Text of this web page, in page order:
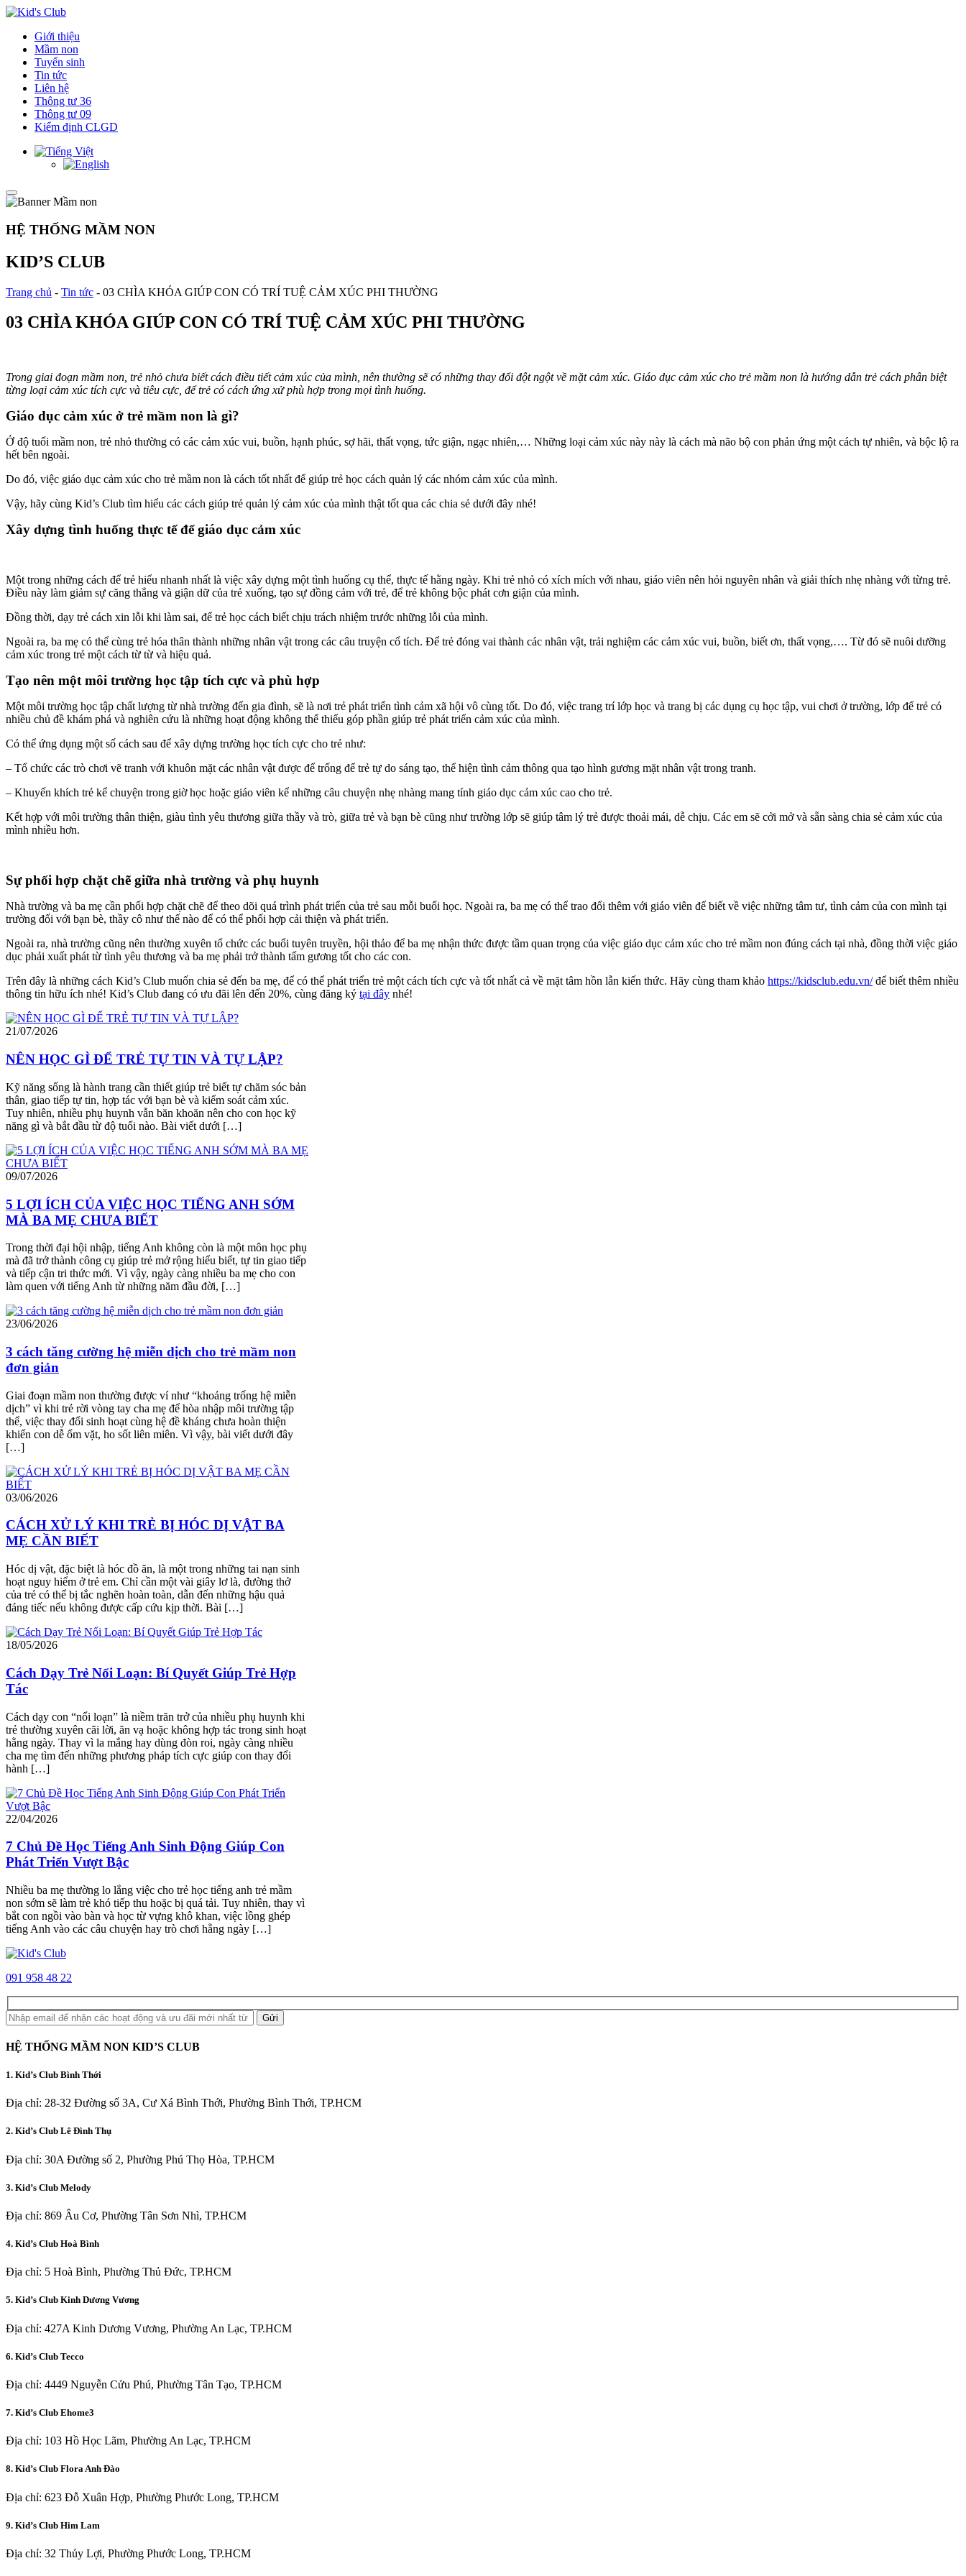
Giới thiệu
Mầm non
Tuyển sinh
Tin tức
Liên hệ
Thông tư 36
Thông tư 09
Kiểm định CLGD
HỆ THỐNG MẦM NON
KID’S CLUB
Trang chủ - Tin tức - 03 CHÌA KHÓA GIÚP CON CÓ TRÍ TUỆ CẢM XÚC PHI THƯỜNG
03 CHÌA KHÓA GIÚP CON CÓ TRÍ TUỆ CẢM XÚC PHI THƯỜNG
Trong giai đoạn mầm non, trẻ nhỏ chưa biết cách điều tiết cảm xúc của mình, nên thường sẽ có những thay đổi đột ngột về mặt cảm xúc. Giáo dục cảm xúc cho trẻ mầm non là hướng dẫn trẻ cách phân biệt
từng loại cảm xúc tích cực và tiêu cực, để trẻ có cách ứng xử phù hợp trong mọi tình huống.
Giáo dục cảm xúc ở trẻ mầm non là gì?
Ở độ tuổi mầm non, trẻ nhỏ thường có các cảm xúc vui, buồn, hạnh phúc, sợ hãi, thất vọng, tức giận, ngạc nhiên,… Những loại cảm xúc này này là cách mà não bộ con phản ứng một cách tự nhiên, và bộc lộ ra
hết bên ngoài.
Do đó, việc giáo dục cảm xúc cho trẻ mầm non là cách tốt nhất để giúp trẻ học cách quản lý các nhóm cảm xúc của mình.
Vậy, hãy cùng Kid’s Club tìm hiểu các cách giúp trẻ quản lý cảm xúc của mình thật tốt qua các chia sẻ dưới đây nhé!
Xây dựng tình huống thực tế để giáo dục cảm xúc
Một trong những cách để trẻ hiểu nhanh nhất là việc xây dựng một tình huống cụ thể, thực tế hằng ngày. Khi trẻ nhỏ có xích mích với nhau, giáo viên nên hỏi nguyên nhân và giải thích nhẹ nhàng với từng trẻ.
Điều này làm giảm sự căng thẳng và giận dữ của trẻ xuống, tạo sự đồng cảm với trẻ, để trẻ không bộc phát cơn giận của mình.
Đồng thời, dạy trẻ cách xin lỗi khi làm sai, để trẻ học cách biết chịu trách nhiệm trước những lỗi của mình.
Ngoài ra, ba mẹ có thể cùng trẻ hóa thân thành những nhân vật trong các câu truyện cổ tích. Để trẻ đóng vai thành các nhân vật, trải nghiệm các cảm xúc vui, buồn, biết ơn, thất vọng,…. Từ đó sẽ nuôi dưỡng
cảm xúc trong trẻ một cách từ từ và hiệu quả.
Tạo nên một môi trường học tập tích cực và phù hợp
Một môi trường học tập chất lượng từ nhà trường đến gia đình, sẽ là nơi trẻ phát triển tình cảm xã hội vô cùng tốt. Do đó, việc trang trí lớp học và trang bị các dụng cụ học tập, vui chơi ở trường, lớp để trẻ có
nhiều chủ đề khám phá và nghiên cứu là những hoạt động không thể thiếu góp phần giúp trẻ phát triển cảm xúc của mình.
Có thể ứng dụng một số cách sau để xây dựng trường học tích cực cho trẻ như:
– Tổ chức các trò chơi vẽ tranh với khuôn mặt các nhân vật được để trống để trẻ tự do sáng tạo, thể hiện tình cảm thông qua tạo hình gương mặt nhân vật trong tranh.
– Khuyến khích trẻ kể chuyện trong giờ học hoặc giáo viên kể những câu chuyện nhẹ nhàng mang tính giáo dục cảm xúc cao cho trẻ.
Kết hợp với môi trường thân thiện, giàu tình yêu thương giữa thầy và trò, giữa trẻ và bạn bè cũng như trường lớp sẽ giúp tâm lý trẻ được thoải mái, dễ chịu. Các em sẽ cởi mở và sẵn sàng chia sẻ cảm xúc của
mình nhiều hơn.
Sự phối hợp chặt chẽ giữa nhà trường và phụ huynh
Nhà trường và ba mẹ cần phối hợp chặt chẽ để theo dõi quá trình phát triển của trẻ sau mỗi buổi học. Ngoài ra, ba mẹ có thể trao đổi thêm với giáo viên để biết về việc những tâm tư, tình cảm của con mình tại
trường đối với bạn bè, thầy cô như thế nào để có thể phối hợp cải thiện và phát triển.
Ngoài ra, nhà trường cũng nên thường xuyên tổ chức các buổi tuyên truyền, hội thảo để ba mẹ nhận thức được tầm quan trọng của việc giáo dục cảm xúc cho trẻ mầm non đúng cách tại nhà, đồng thời việc giáo
dục phải xuất phát từ tình yêu thương và ba mẹ phải trở thành tấm gương tốt cho các con.
Trên đây là những cách Kid’s Club muốn chia sẻ đến ba mẹ, để có thể phát triển trẻ một cách tích cực và tốt nhất cả về mặt tâm hồn lẫn kiến thức. Hãy cùng tham khảo https://kidsclub.edu.vn/để biết thêm nhiều
thông tin hữu ích nhé! Kid’s Club đang có ưu đãi lên đến 20%, cùng đăng ký tại đây nhé!
21/07/2026
NÊN HỌC GÌ ĐỂ TRẺ TỰ TIN VÀ TỰ LẬP?
Kỹ năng sống là hành trang cần thiết giúp trẻ biết tự chăm sóc bản
thân, giao tiếp tự tin, hợp tác với bạn bè và kiểm soát cảm xúc.
Tuy nhiên, nhiều phụ huynh vẫn băn khoăn nên cho con học kỹ
năng gì và bắt đầu từ độ tuổi nào. Bài viết dưới […]
09/07/2026
5 LỢI ÍCH CỦA VIỆC HỌC TIẾNG ANH SỚM
MÀ BA MẸ CHƯA BIẾT
Trong thời đại hội nhập, tiếng Anh không còn là một môn học phụ
mà đã trở thành công cụ giúp trẻ mở rộng hiểu biết, tự tin giao tiếp
và tiếp cận tri thức mới. Vì vậy, ngày càng nhiều ba mẹ cho con
làm quen với tiếng Anh từ những năm đầu đời, […]
23/06/2026
3 cách tăng cường hệ miễn dịch cho trẻ mầm non
đơn giản
Giai đoạn mầm non thường được ví như “khoảng trống hệ miễn
dịch” vì khi trẻ rời vòng tay cha mẹ để hòa nhập môi trường tập
thể, việc thay đổi sinh hoạt cùng hệ đề kháng chưa hoàn thiện
khiến con dễ ốm vặt, ho sốt liên miên. Vì vậy, bài viết dưới đây
[…]
03/06/2026
CÁCH XỬ LÝ KHI TRẺ BỊ HÓC DỊ VẬT BA
MẸ CẦN BIẾT
Hóc dị vật, đặc biệt là hóc đồ ăn, là một trong những tai nạn sinh
hoạt nguy hiểm ở trẻ em. Chỉ cần một vài giây lơ là, đường thở
của trẻ có thể bị tắc nghẽn hoàn toàn, dẫn đến những hậu quả
đáng tiếc nếu không được cấp cứu kịp thời. Bài […]
18/05/2026
Cách Dạy Trẻ Nổi Loạn: Bí Quyết Giúp Trẻ Hợp
Tác
Cách dạy con “nổi loạn” là niềm trăn trở của nhiều phụ huynh khi
trẻ thường xuyên cãi lời, ăn vạ hoặc không hợp tác trong sinh hoạt
hằng ngày. Thay vì la mắng hay dùng đòn roi, ngày càng nhiều
cha mẹ tìm đến những phương pháp tích cực giúp con thay đổi
hành […]
22/04/2026
7 Chủ Đề Học Tiếng Anh Sinh Động Giúp Con
Phát Triển Vượt Bậc
Nhiều ba mẹ thường lo lắng việc cho trẻ học tiếng anh trẻ mầm
non sớm sẽ làm trẻ khó tiếp thu hoặc bị quá tải. Tuy nhiên, thay vì
bắt con ngồi vào bàn và học từ vựng khô khan, việc lồng ghép
tiếng Anh vào các câu chuyện hay trò chơi hằng ngày […]
091 958 48 22
Gửi
HỆ THỐNG MẦM NON KID’S CLUB
1. Kid’s Club Bình Thới
Địa chỉ: 28-32 Đường số 3A, Cư Xá Bình Thới, Phường Bình Thới, TP.HCM
2. Kid’s Club Lê Đình Thụ
Địa chỉ: 30A Đường số 2, Phường Phú Thọ Hòa, TP.HCM
3. Kid’s Club Melody
Địa chỉ: 869 Âu Cơ, Phường Tân Sơn Nhì, TP.HCM
4. Kid’s Club Hoà Bình
Địa chỉ: 5 Hoà Bình, Phường Thủ Đức, TP.HCM
5. Kid’s Club Kinh Dương Vương
Địa chỉ: 427A Kinh Dương Vương, Phường An Lạc, TP.HCM
6. Kid’s Club Tecco
Địa chỉ: 4449 Nguyễn Cửu Phú, Phường Tân Tạo, TP.HCM
7. Kid’s Club Ehome3
Địa chỉ: 103 Hồ Học Lãm, Phường An Lạc, TP.HCM
8. Kid’s Club Flora Anh Đào
Địa chỉ: 623 Đỗ Xuân Hợp, Phường Phước Long, TP.HCM
9. Kid’s Club Him Lam
Địa chỉ: 32 Thủy Lợi, Phường Phước Long, TP.HCM